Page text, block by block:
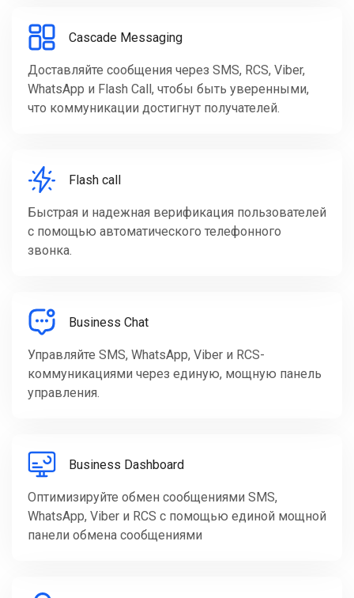
Cascade Messaging
Доставляйте сообщения через SMS, RCS, Viber,
WhatsApp и Flash Call, чтобы быть уверенными,
что коммуникации достигнут получателей.
Flash call
Быстрая и надежная верификация пользователей
с помощью автоматического телефонного
звонка.
Business Chat
Управляйте SMS, WhatsApp, Viber и RCS-
коммуникациями через единую, мощную панель
управления.
Business Dashboard
Оптимизируйте обмен сообщениями SMS,
WhatsApp, Viber и RCS с помощью единой мощной
панели обмена сообщениями